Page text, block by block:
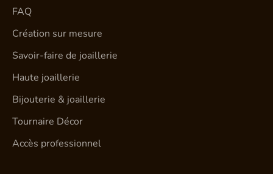
FAQ
Création sur mesure
Savoir-faire de joaillerie
Haute joaillerie
Bijouterie & joaillerie
Tournaire Décor
Accès professionnel